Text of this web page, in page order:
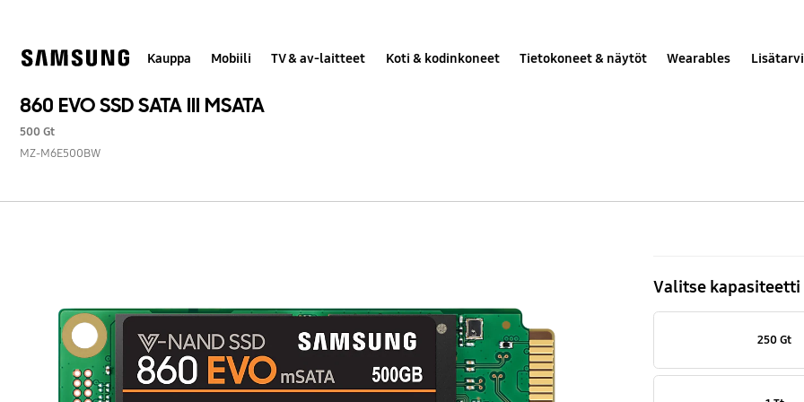
Kauppa Mobiili TV & av-laitteet Koti & kodinkoneet Tietokoneet & näytöt Wearables
860 EVO SSD SATA III MSATA
500 Gt
MZ-M6E500BW
SSD
Valitse kapasiteetti
250 Gt